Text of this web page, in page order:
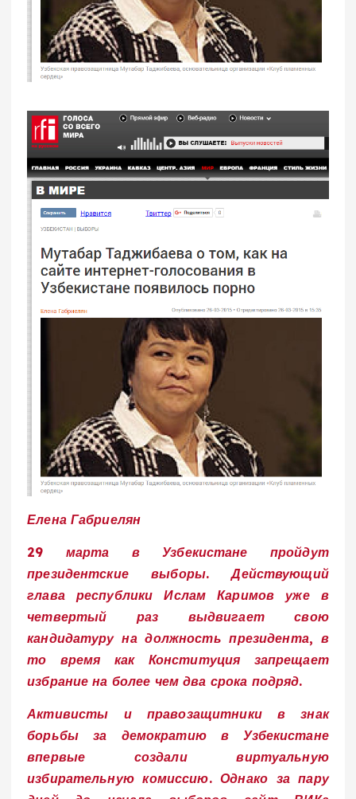
Елена Габриелян
29 марта в Узбекистане пройдут
президентские выборы. Действующий
глава республики Ислам Каримов уже в
четвертый раз выдвигает свою
кандидатуру на должность президента, в
то время как Конституция запрещает
избрание на более чем два срока подряд.
Активисты и правозащитники в знак
борьбы за демократию в Узбекистане
впервые создали виртуальную
избирательную комиссию. Однако за пару